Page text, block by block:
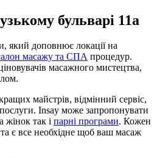
бульварі 11а
який доповнює локації на
масажу та СПА процедур.
масажного мистецтва,
майстрів, відмінний сервіс,
Insay може запропонувати
жінок так і парні програми. Кожен
є все необхідне щоб ваш масаж